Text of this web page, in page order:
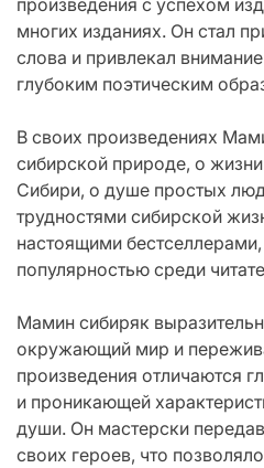
произведения с успехом
многих изданиях. Он стал
слова и привлекал
глубоким поэтическим
В своих произведениях
сибирской природе, о
Сибири, о душе простых
трудностями сибирской
настоящими
популярностью среди
Мамин сибиряк
окружающий мир и
произведения отличаются
и проникающей
души. Он мастерски
своих героев, что